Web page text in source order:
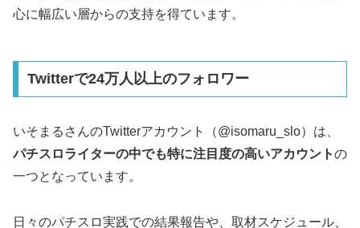
心に幅広い層からの支持を得ています。
Twitterで24万人以上のフォロワー
いそまるさんのTwitterアカウント（@isomaru_slo）は、
パチスロライターの中でも特に注目度の高いアカウントの
一つとなっています。
日々のパチスロ実践での結果報告や、取材スケジュール、